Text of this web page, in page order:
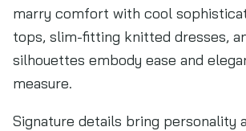
marry comfort with cool
tops, slim-fitting knitted dresses,
silhouettes embody ease and
measure.
Signature details bring personality